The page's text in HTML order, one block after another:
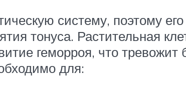
систему, поэтому
тонуса. Растительная
геморроя, что
для: